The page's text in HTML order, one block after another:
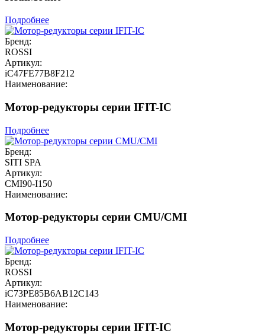
Подробнее
Бренд:
ROSSI
Артикул:
iC47FE77B8F212
Наименование:
Мотор-редукторы серии IFIT-IC
Подробнее
Бренд:
SITI SPA
Артикул:
CMI90-I150
Наименование:
Мотор-редукторы серии CMU/CMI
Подробнее
Бренд:
ROSSI
Артикул:
iC73PE85B6AB12C143
Наименование:
Мотор-редукторы серии IFIT-IC